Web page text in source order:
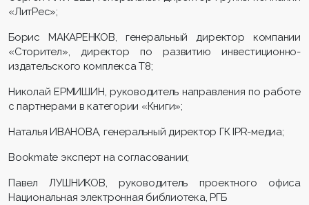
«ЛитРес»;
Борис МАКАРЕНКОВ, генеральный директор компании
«Сторител», директор по развитию инвестиционно-
издательского комплекса Т8;
Николай ЕРМИШИН, руководитель направления по работе
с партнерами в категории «Книги»;
Наталья ИВАНОВА, генеральный директор ГК IPR-медиа;
Bookmate эксперт на согласовании;
Павел ЛУШНИКОВ, руководитель проектного офиса
Национальная электронная библиотека, РГБ